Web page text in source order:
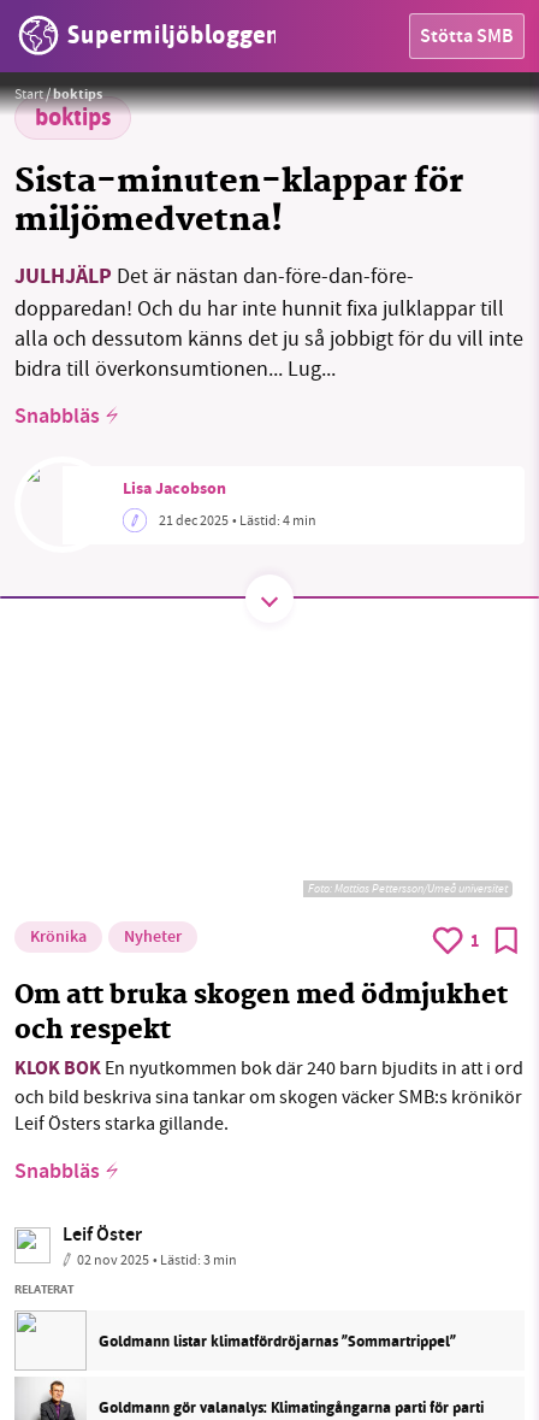
Supermiljöbloggen Stötta SMB
HEM
OMRÅDEN
OM OSS
Threads
Start/boktips
boktips
Sista-minuten-klappar för
miljömedvetna!
JULHJÄLP Det är nästan dan-före-dan-före-
dopparedan! Och du har inte hunnit fixa julklappar till
alla och dessutom känns det ju så jobbigt för du vill inte
bidra till överkonsumtionen... Lug...
Snabbläs
Lisa Jacobson
21 dec 2025• Lästid:4 min
Hållbar julhandel.Foto: Lisa Jacobson
Foto:Mattias Pettersson/Umeå universitet
Krönika Nyheter 1
Om att bruka skogen med ödmjukhet
och respekt
KLOK BOK En nyutkommen bok där 240 barn bjudits in att i ord
och bild beskriva sina tankar om skogen väcker SMB:s krönikör
Leif Östers starka gillande.
Snabbläs
Leif Öster
02 nov 2025• Lästid:3 min
RELATERAT
Goldmann listar klimatfördröjarnas ”Sommartrippel”
Goldmann gör valanalys: Klimatingångarna parti för parti
1231368703